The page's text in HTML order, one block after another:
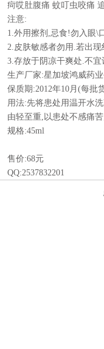
疴哎肚腹痛 蚊叮虫咬痛
注意:
1.外用擦剂,忌食!勿入眼\
2.皮肤敏感者勿用.若出
3.存放于阴凉干爽处.不宜
生产厂家:星加坡鸿威药业
保质期:2012年10月(每批
用法:先将患处用温开水
由轻至重,以患处不感痛
规格:45ml
售价:68元
QQ:2537832201